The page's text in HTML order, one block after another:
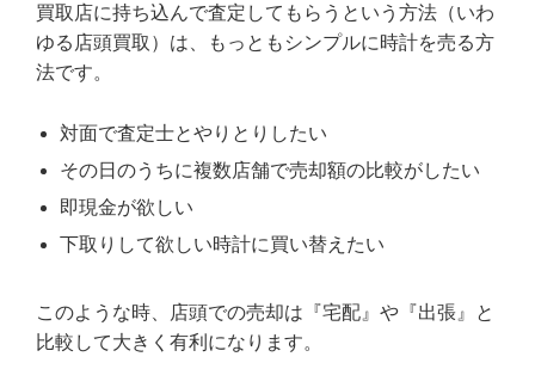
買取店に持ち込んで査定してもらうという方法（いわ
ゆる店頭買取）は、もっともシンプルに時計を売る方
法です。
対面で査定士とやりとりしたい
その日のうちに複数店舗で売却額の比較がしたい
即現金が欲しい
下取りして欲しい時計に買い替えたい
このような時、店頭での売却は『宅配』や『出張』と
比較して大きく有利になります。